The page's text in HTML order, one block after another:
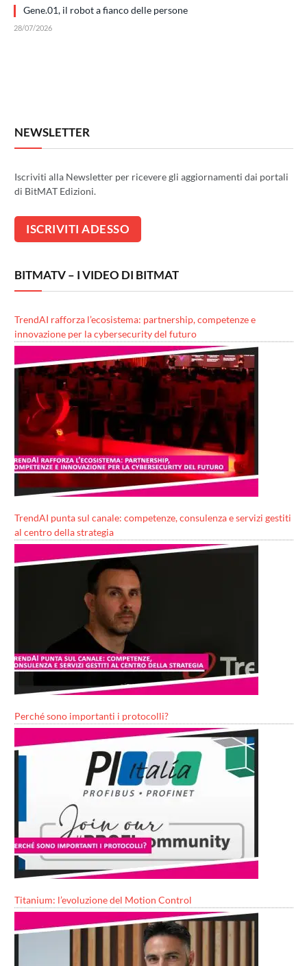
Gene.01, il robot a fianco delle persone
28/07/2026
NEWSLETTER
Iscriviti alla Newsletter per ricevere gli aggiornamenti dai portali
di BitMAT Edizioni.
BITMATV – I VIDEO DI BITMAT
TrendAI rafforza l’ecosistema: partnership, competenze e
innovazione per la cybersecurity del futuro
TrendAI punta sul canale: competenze, consulenza e servizi gestiti
al centro della strategia
Perché sono importanti i protocolli?
Titanium: l’evoluzione del Motion Control